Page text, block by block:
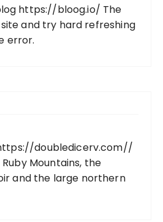
https://bloog.io/ The
and try hard refreshing
error.
doubledicerv.com//
Mountains, the
and the large northern